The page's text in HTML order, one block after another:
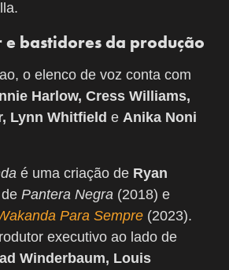
e bastidores da produção
o elenco de voz conta com
Harlow, Cress Williams,
Lynn Whitfield e Anika Noni
é uma criação de Ryan
Pantera Negra (2018) e
Para Sempre (2023).
executivo ao lado de
Winderbaum, Louis